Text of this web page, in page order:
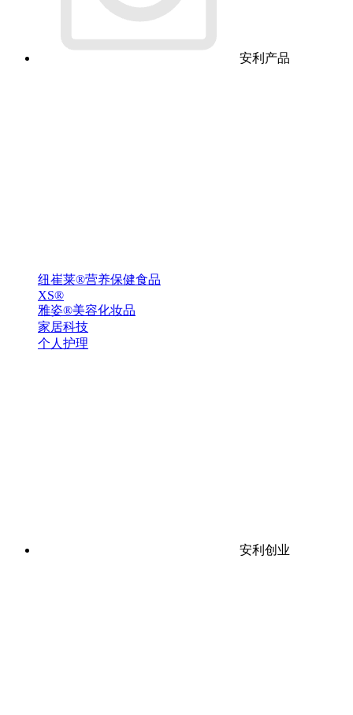
安利产品
纽崔莱®营养保健食品
XS®
雅姿®美容化妆品
家居科技
个人护理
安利创业